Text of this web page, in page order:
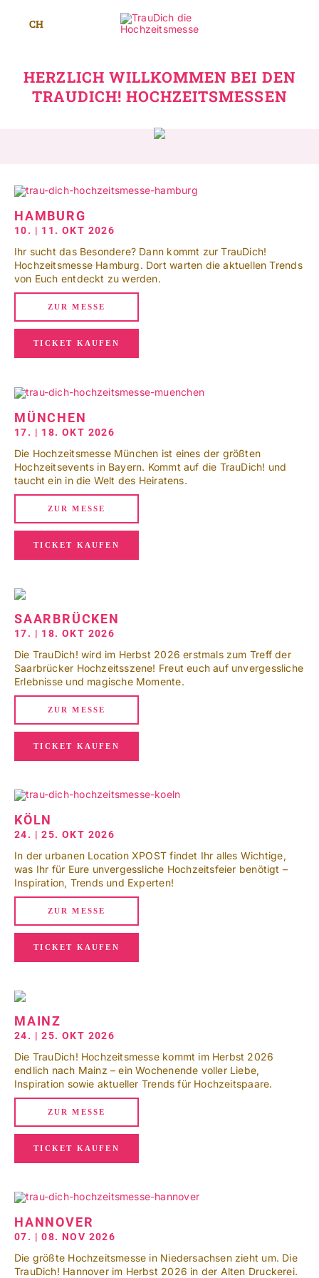
Standorte
CH
HERZLICH WILLKOMMEN BEI DEN
TRAUDICH! HOCHZEITSMESSEN
HAMBURG
10. | 11. OKT 2026
Ihr sucht das Besondere? Dann kommt zur TrauDich!
Hochzeitsmesse Hamburg. Dort warten die aktuellen Trends
von Euch entdeckt zu werden.
ZUR MESSE
TICKET KAUFEN
MÜNCHEN
17. | 18. OKT 2026
Die Hochzeitsmesse München ist eines der größten
Hochzeitsevents in Bayern. Kommt auf die TrauDich! und
taucht ein in die Welt des Heiratens.
ZUR MESSE
TICKET KAUFEN
SAARBRÜCKEN
17. | 18. OKT 2026
Die TrauDich! wird im Herbst 2026 erstmals zum Treff der
Saarbrücker Hochzeitsszene! Freut euch auf unvergessliche
Erlebnisse und magische Momente.
ZUR MESSE
TICKET KAUFEN
KÖLN
24. | 25. OKT 2026
In der urbanen Location XPOST findet Ihr alles Wichtige,
was Ihr für Eure unvergessliche Hochzeitsfeier benötigt –
Inspiration, Trends und Experten!
ZUR MESSE
TICKET KAUFEN
MAINZ
24. | 25. OKT 2026
Die TrauDich! Hochzeitsmesse kommt im Herbst 2026
endlich nach Mainz – ein Wochenende voller Liebe,
Inspiration sowie aktueller Trends für Hochzeitspaare.
ZUR MESSE
TICKET KAUFEN
HANNOVER
07. | 08. NOV 2026
Die größte Hochzeitsmesse in Niedersachsen zieht um. Die
TrauDich! Hannover im Herbst 2026 in der Alten Druckerei.